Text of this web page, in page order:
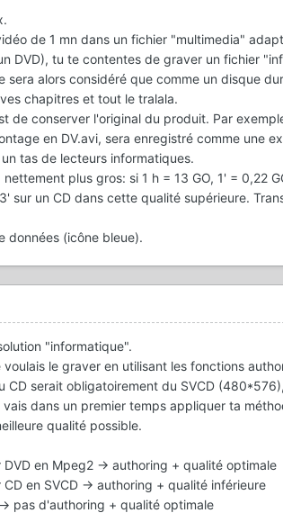
de 1 mn dans un fichier "multimedia"
DVD), tu te contentes de graver un fichier "
sera alors considéré que comme un disque dur
chapitres et tout le tralala.
de conserver l'original du produit. Par
en DV.avi, sera enregistré comme une
tas de lecteurs informatiques.
plus gros: si 1 h = 13 GO, 1' = 0,22
3' sur un CD dans cette qualité supérieure.
données (icône bleue).
"informatique".
le graver en utilisant les fonctions
CD serait obligatoirement du SVCD
vais dans un premier temps appliquer ta
qualité possible.
en Mpeg2 -> authoring + qualité optimale
en SVCD -> authoring + qualité inférieure
pas d'authoring + qualité optimale